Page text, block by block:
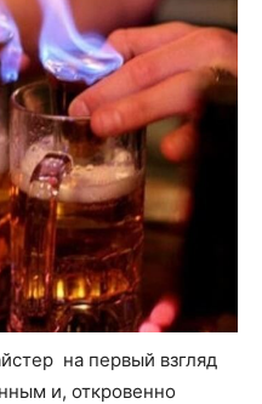
на первый взгляд
и, откровенно